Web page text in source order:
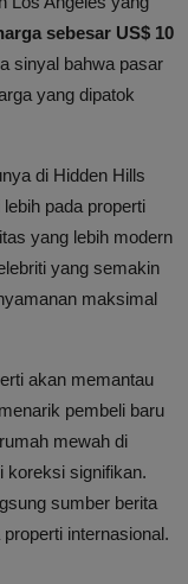
sebesar US$ 10
sinyal bahwa pasar
yang dipatok
di Hidden Hills
pada properti
yang lebih modern
yang semakin
maksimal
akan memantau
pembeli baru
mewah di
koreksi signifikan.
sumber berita
internasional.